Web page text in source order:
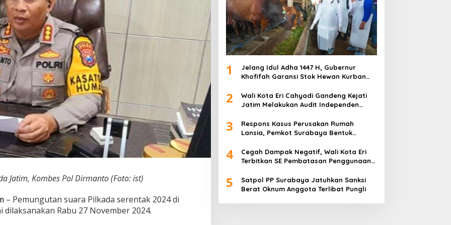
Jatim, Kombes Pol Dirmanto (Foto: ist)
– Pemungutan suara Pilkada serentak 2024 di
dilaksanakan Rabu 27 November 2024.
1
Jelang Idul Adha 1447 H, Gubernur
Khofifah Garansi Stok Hewan Kurban
2
Wali Kota Eri Cahyadi Gandeng Kejati
Jatim Melakukan Audit Independen
3
Respons Kasus Perusakan Rumah
Lansia, Pemkot Surabaya Bentuk
4
Cegah Dampak Negatif, Wali Kota Eri
Terbitkan SE Pembatasan Penggunaan
5
Satpol PP Surabaya Jatuhkan Sanksi
Berat Oknum Anggota Terlibat Pungli